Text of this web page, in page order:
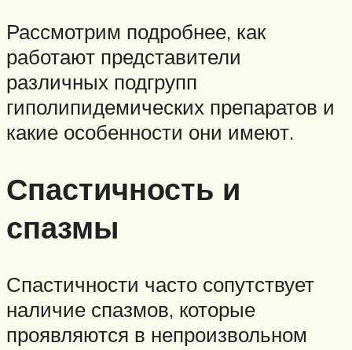
Рассмотрим подробнее, как
работают представители
различных подгрупп
гиполипидемических препаратов и
какие особенности они имеют.
Спастичность и
спазмы
Спастичности часто сопутствует
наличие спазмов, которые
проявляются в непроизвольном